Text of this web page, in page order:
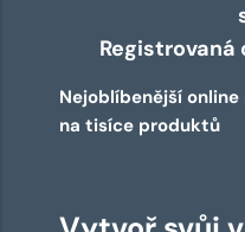
Registrovaná
Nejoblíbenější
na tisíce produktů